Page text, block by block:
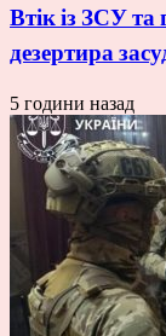
Втік із ЗСУ та
дезертира
5 години назад